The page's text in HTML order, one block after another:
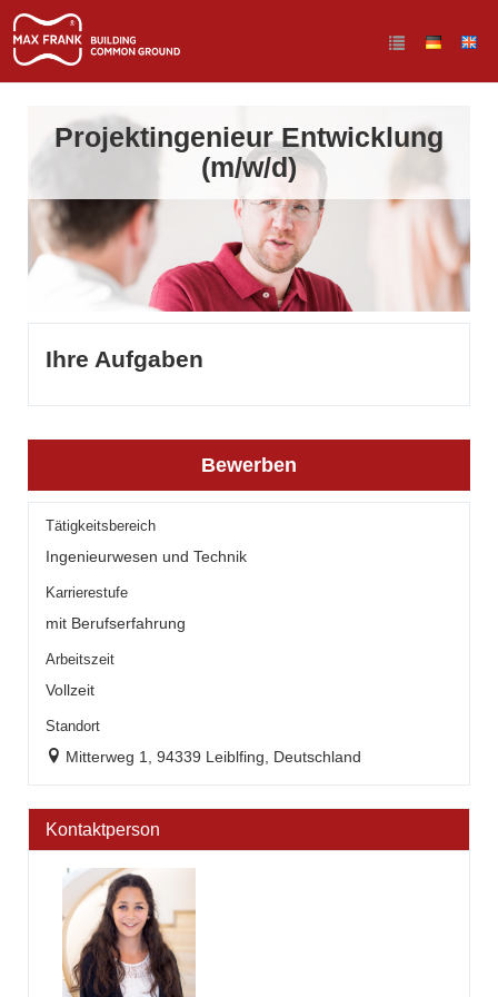
Projektingenieur Entwicklung
(m/w/d)
Ihre Aufgaben
Bewerben
Tätigkeitsbereich
Ingenieurwesen und Technik
Karrierestufe
mit Berufserfahrung
Arbeitszeit
Vollzeit
Standort
Mitterweg 1, 94339 Leiblfing, Deutschland
Kontaktperson